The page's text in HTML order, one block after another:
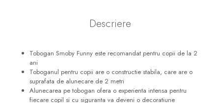
Descriere
Tobogan Smoby Funny este recomandat pentru copii de la 2
ani
Toboganul pentru copii are o constructie stabila, care are o
suprafata de alunecare de 2 metri
Alunecarea pe tobogan ofera o experienta intensa pentru
fiecare copil si cu siguranta va deveni o decoratiune